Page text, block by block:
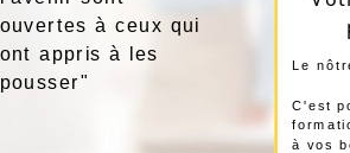
l'avenir sont
ouvertes à ceux qui
ont appris à les
C'est